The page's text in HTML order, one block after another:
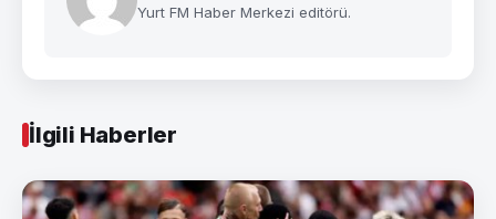
Yurt FM Haber Merkezi editörü.
İlgili Haberler